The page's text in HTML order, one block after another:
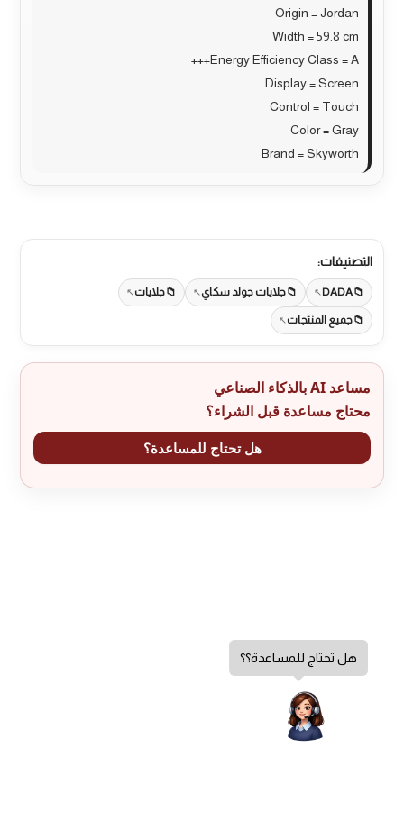
Origin = Jordan
Width = 59.8 cm
Energy Efficiency Class = A+++
Display = Screen
Control = Touch
Color = Gray
Brand = Skyworth
التصنيفات:
DADA جلايات جولد سكاي جلايات
جميع المنتجات
مساعد AI بالذكاء الصناعي
محتاج مساعدة قبل الشراء؟
هل تحتاج للمساعدة؟
هل تحتاج للمساعدة؟؟